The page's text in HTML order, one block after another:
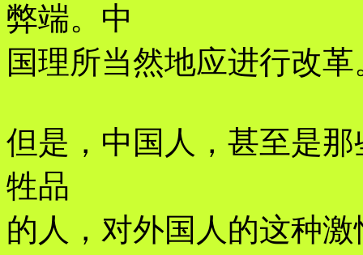
弊端。中
国理所当然地应进行改革
但是，中国人，甚至是
牲品
的人，对外国人的这种